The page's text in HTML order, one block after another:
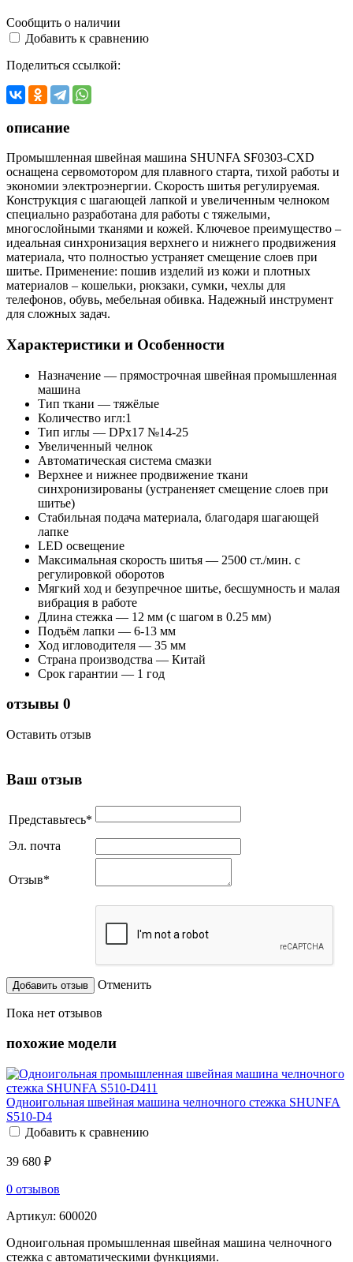
Сообщить о наличии
Добавить к сравнению
Поделиться ссылкой:
описание
Промышленная швейная машина SHUNFA SF0303-CXD
оснащена сервомотором для плавного старта, тихой работы и
экономии электроэнергии. Скорость шитья регулируемая.
Конструкция с шагающей лапкой и увеличенным челноком
специально разработана для работы с тяжелыми,
многослойными тканями и кожей. Ключевое преимущество –
идеальная синхронизация верхнего и нижнего продвижения
материала, что полностью устраняет смещение слоев при
шитье. Применение: пошив изделий из кожи и плотных
материалов – кошельки, рюкзаки, сумки, чехлы для
телефонов, обувь, мебельная обивка. Надежный инструмент
для сложных задач.
Характеристики и Особенности
Назначение — прямострочная швейная промышленная
машина
Тип ткани — тяжёлые
Количество игл:1
Тип иглы — DPx17 №14-25
Увеличенный челнок
Автоматическая система смазки
Верхнее и нижнее продвижение ткани
синхронизированы (устраненяет смещение слоев при
шитье)
Стабильная подача материала, благодаря шагающей
лапке
LED освещение
Максимальная скорость шитья — 2500 ст./мин. с
регулировкой оборотов
Мягкий ход и безупречное шитье, бесшумность и малая
вибрация в работе
Длина стежка — 12 мм (с шагом в 0.25 мм)
Подъём лапки — 6-13 мм
Ход игловодителя — 35 мм
Страна производства — Китай
Срок гарантии — 1 год
отзывы 0
Оставить отзыв
Ваш отзыв
Представьтесь*
Эл. почта
Отзыв*
Отменить
Пока нет отзывов
похожие модели
Одноигольная швейная машина челночного стежка SHUNFA
S510-D4
Добавить к сравнению
39 680 ₽
0 отзывов
Артикул: 600020
Одноигольная промышленная швейная машина челночного
стежка c автоматическими функциями.